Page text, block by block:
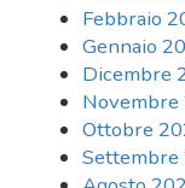
Febbraio
Gennaio
Dicembre
Novembre
Ottobre
Settembre